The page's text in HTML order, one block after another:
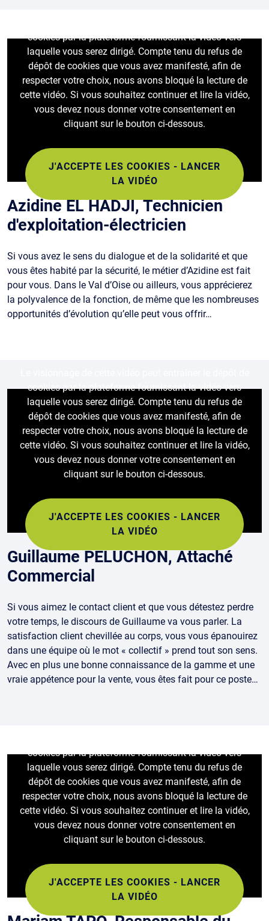
Azidine EL HADJI, Technicien
d'exploitation-électricien
Si vous avez le sens du dialogue et de la solidarité et que
vous êtes habité par la sécurité, le métier d’Azidine est fait
pour vous. Dans le Val d’Oise ou ailleurs, vous apprécierez
la polyvalence de la fonction, de même que les nombreuses
opportunités d’évolution qu’elle peut vous offrir…
cookies par la plateforme fournissant la vidéo vers
laquelle vous serez dirigé. Compte tenu du refus de
dépôt de cookies que vous avez manifesté, afin de
respecter votre choix, nous avons bloqué la lecture de
cette vidéo. Si vous souhaitez continuer et lire la vidéo,
vous devez nous donner votre consentement en
cliquant sur le bouton ci-dessous.
J'ACCEPTE LES COOKIES - LANCER
LA VIDÉO
cookies par la plateforme fournissant la vidéo vers
laquelle vous serez dirigé. Compte tenu du refus de
dépôt de cookies que vous avez manifesté, afin de
respecter votre choix, nous avons bloqué la lecture de
cette vidéo. Si vous souhaitez continuer et lire la vidéo,
vous devez nous donner votre consentement en
cliquant sur le bouton ci-dessous.
J'ACCEPTE LES COOKIES - LANCER
LA VIDÉO
Guillaume PELUCHON, Attaché
Commercial
Si vous aimez le contact client et que vous détestez perdre
votre temps, le discours de Guillaume va vous parler. La
satisfaction client chevillée au corps, vous vous épanouirez
dans une équipe où le mot « collectif » prend tout son sens.
Avec en plus une bonne connaissance de la gamme et une
vraie appétence pour la vente, vous êtes fait pour ce poste…
cookies par la plateforme fournissant la vidéo vers
laquelle vous serez dirigé. Compte tenu du refus de
dépôt de cookies que vous avez manifesté, afin de
respecter votre choix, nous avons bloqué la lecture de
cette vidéo. Si vous souhaitez continuer et lire la vidéo,
vous devez nous donner votre consentement en
cliquant sur le bouton ci-dessous.
J'ACCEPTE LES COOKIES - LANCER
LA VIDÉO